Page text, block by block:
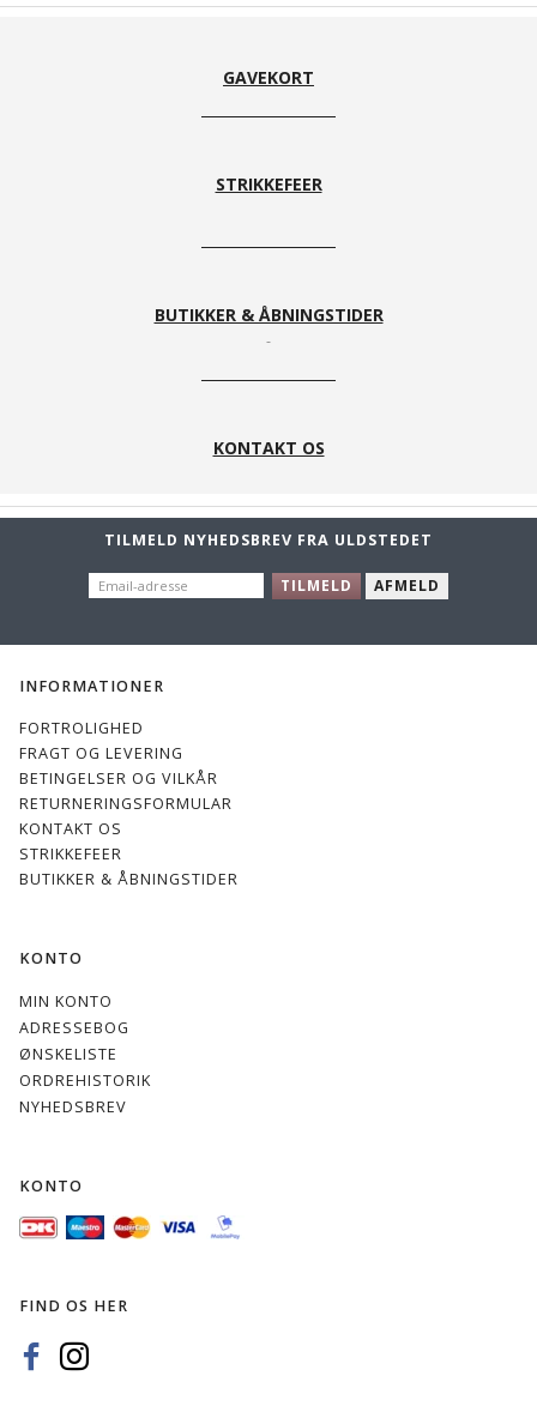
GAVEKORT
STRIKKEFEER
BUTIKKER & ÅBNINGSTIDER
KONTAKT OS
TILMELD NYHEDSBREV FRA ULDSTEDET
EMAIL-
ADRESSE
TILMELD AFMELD
INFORMATIONER
FORTROLIGHED
FRAGT OG LEVERING
BETINGELSER OG VILKÅR
RETURNERINGSFORMULAR
KONTAKT OS
STRIKKEFEER
BUTIKKER & ÅBNINGSTIDER
KONTO
MIN KONTO
ADRESSEBOG
ØNSKELISTE
ORDREHISTORIK
NYHEDSBREV
KONTO
FIND OS HER